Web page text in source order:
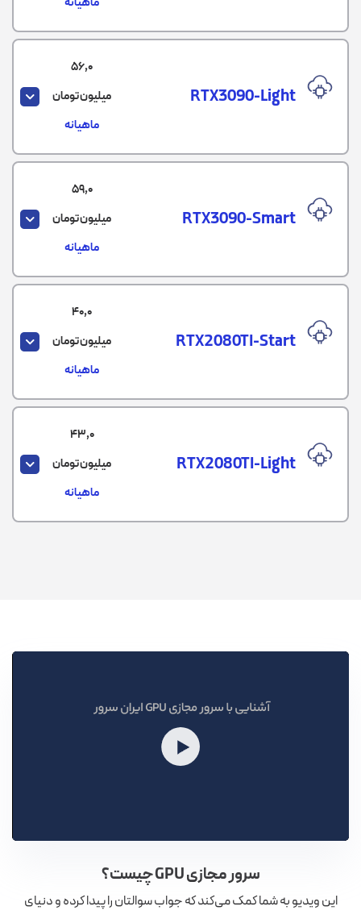
RTX3090-Light
56,0
میلیون تومان
ماهیانه
RTX3090-Smart
59,0
میلیون تومان
ماهیانه
RTX2080TI-Start
40,0
میلیون تومان
ماهیانه
RTX2080TI-Light
43,0
میلیون تومان
ماهیانه
سرور مجازی GPU چیست؟
این ویدیو به شما کمک می‌کند که جواب سوالتان را پیدا کرده و دنیای
Mute
Play